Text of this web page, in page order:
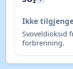
Ikke
Svoveldioksid
forbrenning.